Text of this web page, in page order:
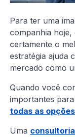
Para ter uma
companhia hoje,
certamente o
estratégia ajuda
mercado como
Quando você
importantes
todas as opções
Uma